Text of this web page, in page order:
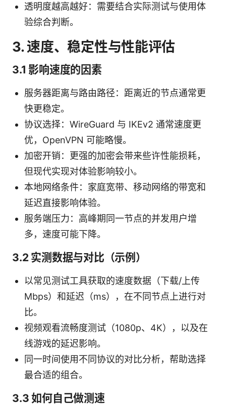
透明度越高越好：需要结合实际测试与使用体
验综合判断。
3. 速度、稳定性与性能评估
3.1 影响速度的因素
服务器距离与路由路径：距离近的节点通常更
快更稳定。
协议选择：WireGuard 与 IKEv2 通常速度更
优，OpenVPN 可能略慢。
加密开销：更强的加密会带来些许性能损耗，
但现代实现对体验影响较小。
本地网络条件：家庭宽带、移动网络的带宽和
延迟直接影响体验。
服务端压力：高峰期同一节点的并发用户增
多，速度可能下降。
3.2 实测数据与对比（示例）
以常见测试工具获取的速度数据（下载/上传
Mbps）和延迟（ms），在不同节点上进行对
比。
视频观看流畅度测试（1080p、4K），以及在
线游戏的延迟影响。
同一时间使用不同协议的对比分析，帮助选择
最合适的组合。
3.3 如何自己做测速